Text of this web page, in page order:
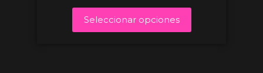
Seleccionar opciones